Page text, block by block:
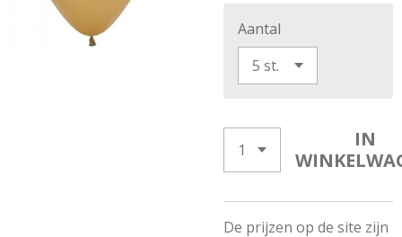
Aantal
IN
De prijzen op de site zijn